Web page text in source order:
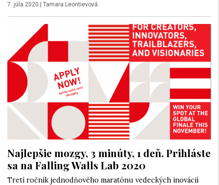
7. júla 2020 | Tamara Leontievová
Najlepšie mozgy, 3 minúty, 1 deň. Prihláste
sa na Falling Walls Lab 2020
Tretí ročník jednodňového maratónu vedeckých inovácií